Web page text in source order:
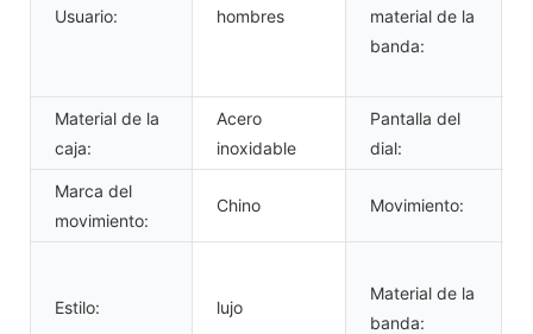
Usuario: hombres
material de la
banda:
Material de la
caja:
Acero
inoxidable
Pantalla del
dial:
Marca del
movimiento:
Chino Movimiento:
Estilo: lujo
Material de la
banda: